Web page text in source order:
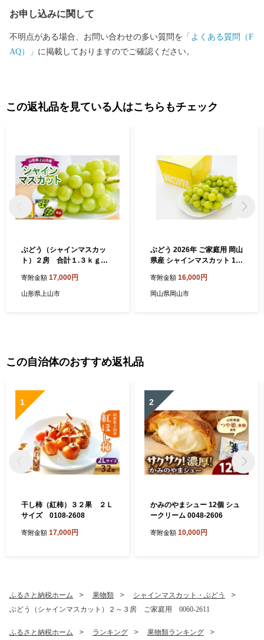
月～金（祝・休日、年末年始は除く）8：30～17：15 ＜メ
ールでのお問合せ＞ furusato@city.kaminoyama.yamagata.jp ■お礼の
品の詳細や発送等に関するお問合せ 上山市ふるさと納税返礼品事
お申し込みに関して
不明点がある場合、お問い合わせの多い質問を 「よくある質問（F
AQ）」 に掲載しておりますのでご確認ください。
この返礼品を見ている人はこちらもチェック
ぶどう（シャインマスカッ
ト）２房 合計１.３ｋｇ 0
寄附金額 17,000円
山形県上山市
ぶどう 2026年 ご家庭用 岡山
県産 シャインマスカット 1.2
寄附金額 16,000円
岡山県岡山市
この自治体のおすすめ返礼品
1
干し柿（紅柿）３２果 ２Ｌ
サイズ 0108-2608
寄附金額 17,000円
2
かみのやまシュー 12個 シュ
ークリーム 0048-2606
寄附金額 10,000円
ふるさと納税ホーム 果物類
シャインマスカット・ぶどう
ぶどう（シャインマスカット）２～３房 ご家庭用 0060-2611
ふるさと納税ホーム ランキング 果物類ランキング